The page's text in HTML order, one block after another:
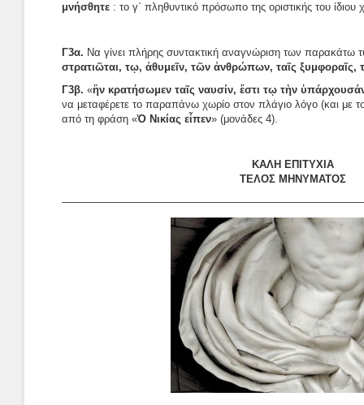
μνήσθητε : το γ΄ πληθυντικό πρόσωπο της οριστικής του ίδιου
Γ3α. Να γίνει πλήρης συντακτική αναγνώριση των παρακάτω
στρατιῶται, τῳ, ἀθυμεῖν, τῶν ἀνθρώπων, ταῖς
Γ3β. «ἢν κρατήσωμεν ταῖς ναυσίν, ἔστι τῳ τὴν
να μεταφέρετε το παραπάνω χωρίο στον πλάγιο λόγο (και με
από τη φράση «Ὁ Νικίας εἶπεν» (μονάδες 4).
ΚΑΛΗ ΕΠΙΤΥΧΙΑ
ΤΕΛΟΣ ΜΗΝΥΜΑΤΟΣ